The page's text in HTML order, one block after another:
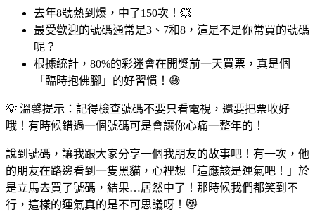
去年8號熱到爆，中了150次！💥
最受歡迎的號碼通常是3、7和8，這是不是你常買的號碼
呢？
根據統計，80%的彩迷會在開獎前一天買票，真是個
「臨時抱佛腳」的好習慣！😅
💡 溫馨提示：記得檢查號碼不要只看電視，還要把票收好
哦！有時候錯過一個號碼可是會讓你心痛一整年的！
說到號碼，讓我跟大家分享一個我朋友的故事吧！有一次，他
的朋友在路邊看到一隻黑貓，心裡想「這應該是運氣吧！」於
是立馬去買了號碼，結果…居然中了！那時候我們都笑到不
行，這樣的運氣真的是不可思議呀！😻